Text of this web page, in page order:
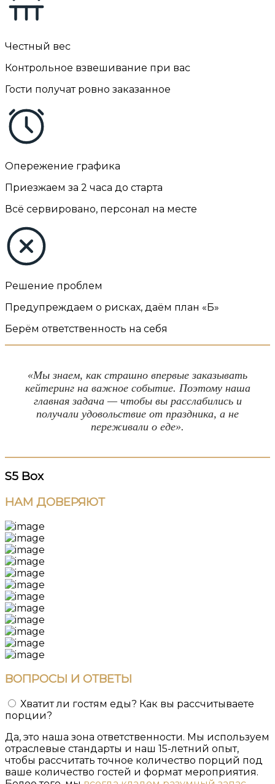
Честный вес
Контрольное взвешивание при вас
Гости получат ровно заказанное
Опережение графика
Приезжаем за 2 часа до старта
Всё сервировано, персонал на месте
Решение проблем
Предупреждаем о рисках, даём план «Б»
Берём ответственность на себя
«Мы знаем, как страшно впервые заказывать
кейтеринг на важное событие. Поэтому наша
главная задача — чтобы вы расслабились и
получали удовольствие от праздника, а не
переживали о еде».
S5 Box
НАМ ДОВЕРЯЮТ
ВОПРОСЫ И ОТВЕТЫ
Хватит ли гостям еды? Как вы рассчитываете
порции?
Да, это наша зона ответственности. Мы используем
отраслевые стандарты и наш 15-летний опыт,
чтобы рассчитать точное количество порций под
ваше количество гостей и формат мероприятия.